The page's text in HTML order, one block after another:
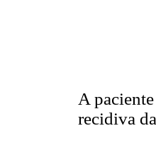
A
recidiva